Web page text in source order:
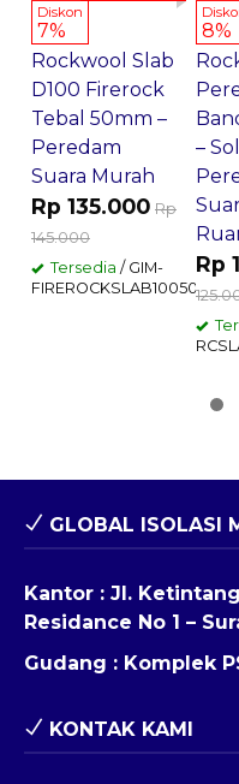
Diskon
7%
Rockwool Slab
D100 Firerock
Tebal 50mm –
Peredam
Suara Murah
Rp 135.000 Rp
145.000
Tersedia / GIM-
FIREROCKSLAB10050
8%
–
Rp
GLOBAL ISOLASI
Kantor : Jl.
Residance No 1 –
Gudang : Komplek
KONTAK KAMI